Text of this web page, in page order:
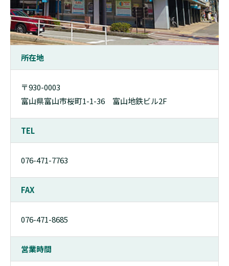
所在地
〒930-0003
富山県富山市桜町1-1-36 富山地鉄ビル2F
TEL
076-471-7763
FAX
076-471-8685
営業時間